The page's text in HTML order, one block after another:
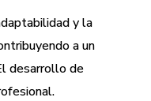
y la
a un
desarrollo de